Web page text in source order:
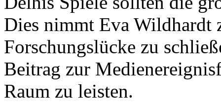
Dies nimmt Eva Wildhardt
Forschungslücke zu
Beitrag zur
Raum zu leisten.